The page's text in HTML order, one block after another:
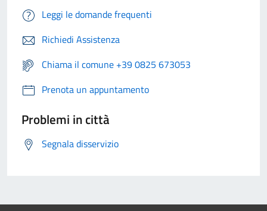
Leggi le domande frequenti
Richiedi Assistenza
Chiama il comune +39 0825 673053
Prenota un appuntamento
Problemi in città
Segnala disservizio